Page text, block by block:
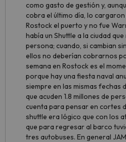
como gasto de gestión y,
cobra el último día, lo
Rostock el puerto y no fue
había un Shuttle a la ciudad
persona; cuando, si cambian
ellos no deberían cobrarnos
semana en Rostock es el
porque hay una fiesta naval
siempre en las mismas fechas
que acuden 1.8 millones de
cuenta para pensar en cortes
shuttle era lógico que con los
que para regresar al barco
tres autobuses. En general